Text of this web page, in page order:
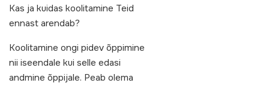
Kas ja kuidas koolitamine Teid
ennast arendab?
Koolitamine ongi pidev õppimine
nii iseendale kui selle edasi
andmine õppijale. Peab olema